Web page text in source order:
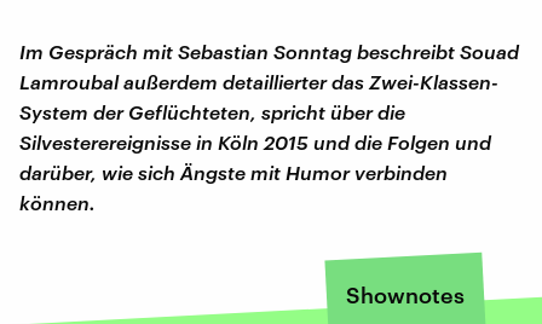
Im Gespräch mit Sebastian Sonntag beschreibt Souad
Lamroubal außerdem detaillierter das Zwei-Klassen-
System der Geflüchteten, spricht über die
Silvesterereignisse in Köln 2015 und die Folgen und
darüber, wie sich Ängste mit Humor verbinden
können.
Shownotes